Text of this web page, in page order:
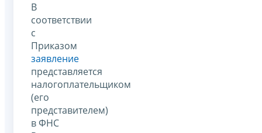
В
соответствии
с
Приказом
заявление
представляется
налогоплательщиком
(его
представителем)
в ФНС